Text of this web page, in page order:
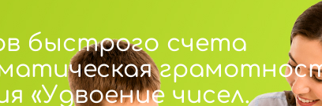
быстрого счета
«Удвоение чисел.